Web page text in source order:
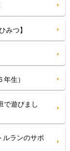
みつ】
生）
で遊びまし
ルランのサポ